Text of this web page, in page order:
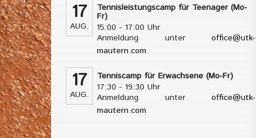
17
AUG.
Tennisleistungscamp für Teenager (Mo-
Fr)
15:00 - 17:00 Uhr
Anmeldung unter office@utk-
mautern.com
17
AUG.
Tenniscamp für Erwachsene (Mo-Fr)
17:30 - 19:30 Uhr
Anmeldung unter office@utk-
mautern.com